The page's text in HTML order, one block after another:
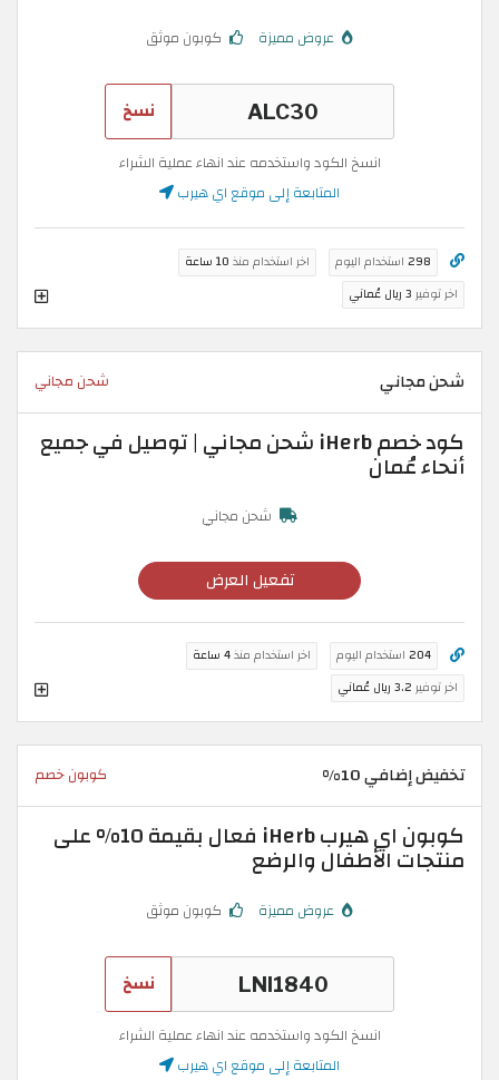
عروض مميزة كوبون موثق
نسخ
انسخ الكود واستخدمه عند انهاء عملية الشراء
المتابعة إلى موقع اي هيرب
298 استخدام اليوم اخر استخدام منذ 10 ساعة
اخر توفير 3 ريال عُماني
شحن مجاني شحن مجاني
كود خصم iHerb شحن مجاني | توصيل في جميع
أنحاء عُمان
شحن مجاني
تفعيل العرض
204 استخدام اليوم اخر استخدام منذ4 ساعة
اخر توفير 3.2 ريال عُماني
تخفيض إضافي 10% كوبون خصم
كوبون اي هيرب iHerb فعال بقيمة 10% على
منتجات الأطفال والرضع
عروض مميزة كوبون موثق
نسخ
انسخ الكود واستخدمه عند انهاء عملية الشراء
المتابعة إلى موقع اي هيرب